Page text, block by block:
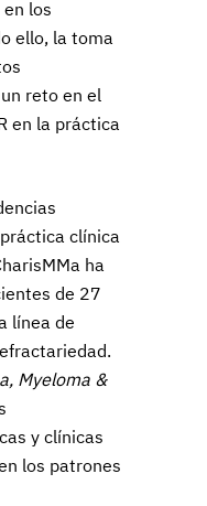
los
ello, la toma
reto en el
en la práctica
clínica
ha
de 27
línea de
Myeloma &
y clínicas
los patrones